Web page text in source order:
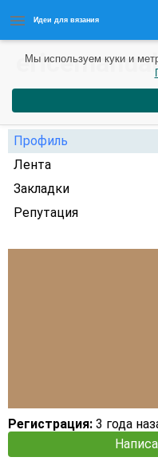
Идеи для вязания
Профиль
Лента
Закладки
Репутация
Регистрация: 3 года
Мы используем куки и